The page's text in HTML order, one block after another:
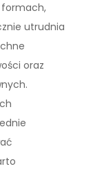
formach,
utrudnia
oraz